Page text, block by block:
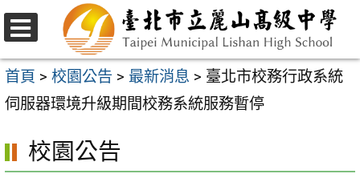
跳
至
主
要
容
區
選
單
首頁 > 校園公告 > 最新消息 > 臺北市校務行政系統
伺服器環境升級期間校務系統服務暫停
校園公告